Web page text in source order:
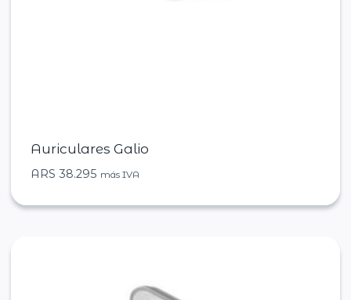
Auriculares Galio
ARS 38.295 más IVA